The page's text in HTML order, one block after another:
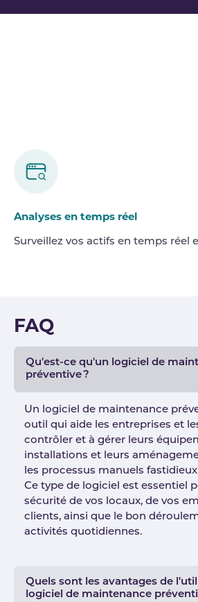
Analyses en temps réel
Surveillez vos actifs en temps
FAQ
Qu'est-ce qu'un logiciel de
préventive ?
Un logiciel de maintenance
outil qui aide les entreprises et
contrôler et à gérer leurs
installations et leurs
les processus manuels
Ce type de logiciel est essentiel
sécurité de vos locaux, de vos
clients, ainsi que le bon
activités quotidiennes.
Quels sont les avantages de
logiciel de maintenance